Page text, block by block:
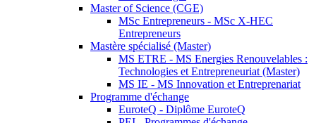
Master of Science (CGE)
MSc Entrepreneurs - MSc X-HEC
Entrepreneurs
Mastère spécialisé (Master)
MS ETRE - MS Energies Renouvelables :
Technologies et Entrepreneuriat (Master)
MS IE - MS Innovation et Entreprenariat
Programme d'échange
EuroteQ - Diplôme EuroteQ